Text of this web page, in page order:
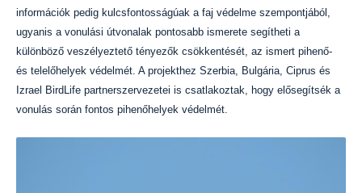
információk pedig kulcsfontosságúak a faj védelme szempontjából,
ugyanis a vonulási útvonalak pontosabb ismerete segítheti a
különböző veszélyeztető tényezők csökkentését, az ismert pihenő-
és telelőhelyek védelmét. A projekthez Szerbia, Bulgária, Ciprus és
Izrael BirdLife partnerszervezetei is csatlakoztak, hogy elősegítsék a
vonulás során fontos pihenőhelyek védelmét.